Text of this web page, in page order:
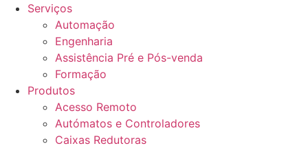
Serviços
Automação
Engenharia
Assistência Pré e Pós-venda
Formação
Produtos
Acesso Remoto
Autómatos e Controladores
Caixas Redutoras